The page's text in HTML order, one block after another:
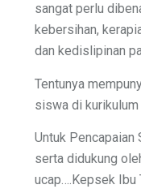
sangat perlu
kebersihan,
dan kedislipinan
Tentunya
siswa di
Untuk Pencapaian
serta didukung
ucap….Kepsek Ibu